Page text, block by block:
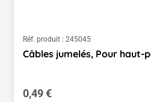
Réf. produit : 245045
Câbles jumelés, Pour haut-
Prix régulier :
0,49 €